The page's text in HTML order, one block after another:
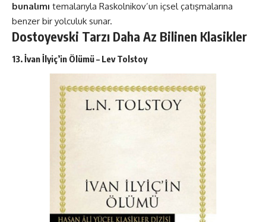
bunalımı temalarıyla Raskolnikov’un içsel çatışmalarına
benzer bir yolculuk sunar​​.
Dostoyevski Tarzı Daha Az Bilinen Klasikler
13. İvan İlyiç’in Ölümü – Lev Tolstoy